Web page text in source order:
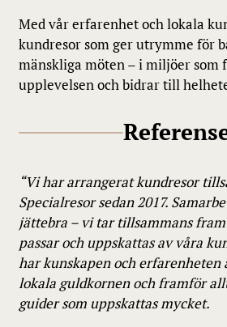
Med vår erfarenhet och lokala
kundresor som ger utrymme för
mänskliga möten – i miljöer som
upplevelsen och bidrar till
“Vi har arrangerat kundresor
Specialresor sedan 2017.
jättebra – vi tar tillsammans
passar och uppskattas av våra
har kunskapen och
lokala guldkornen och framför
guider som uppskattas mycket.